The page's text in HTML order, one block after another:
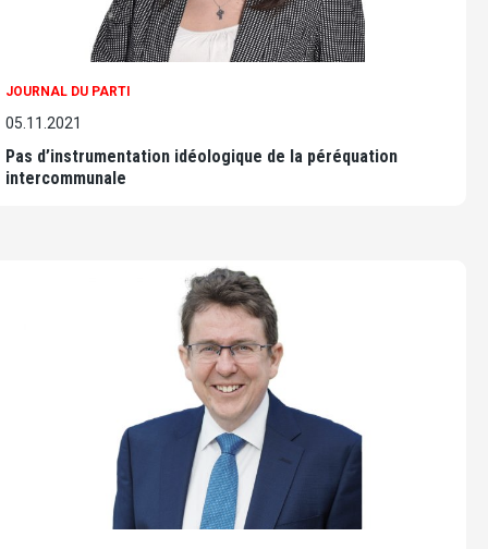
JOURNAL DU PARTI
05.11.2021
Pas d’instrumentation idéologique de la péréquation
intercommunale